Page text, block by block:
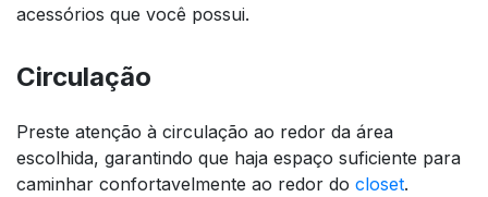
acessórios que você possui.
Circulação
Preste atenção à circulação ao redor da área
escolhida, garantindo que haja espaço suficiente para
caminhar confortavelmente ao redor do closet.